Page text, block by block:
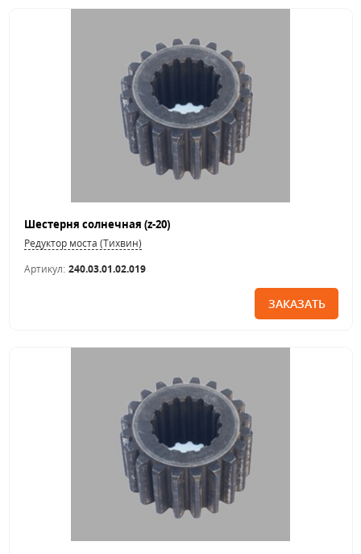
Шестерня солнечная (z-20)
Редуктор моста (Тихвин)
Артикул: 240.03.01.02.019
ЗАКАЗАТЬ